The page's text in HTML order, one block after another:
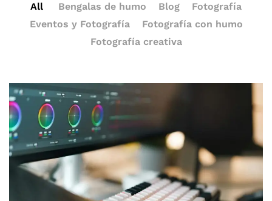
All Bengalas de humo Blog
Fotografía
Eventos y Fotografía
Fotografía con humo
Fotografía creativa